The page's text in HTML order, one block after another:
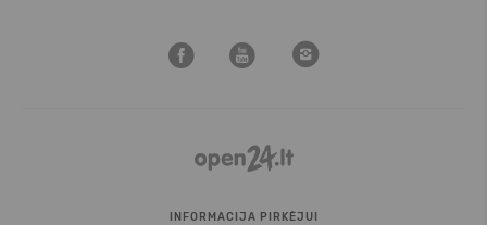
INFORMACIJA PIRKĖJUI